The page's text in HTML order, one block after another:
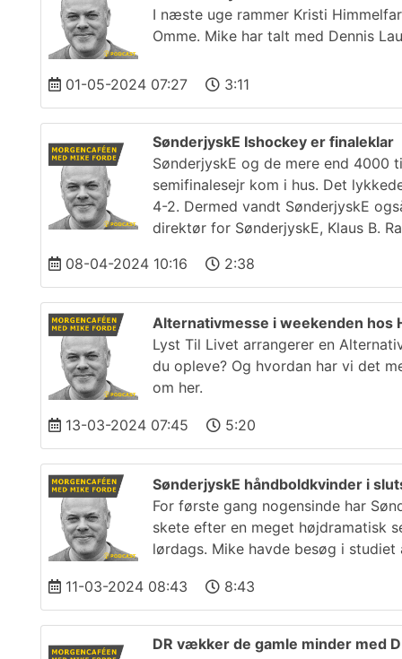
I næste uge rammer Kristi
Omme. Mike har talt med Dennis
01-05-2024 07:27 3:11
SønderjyskE Ishockey er finaleklar
SønderjyskE og de mere end 4000
semifinalesejr kom i hus. Det
4-2. Dermed vandt SønderjyskE
direktør for SønderjyskE, Klaus B.
08-04-2024 10:16
2:38
Alternativmesse i weekenden hos
Lyst Til Livet arrangerer en
du opleve? Og hvordan har vi det
om her.
13-03-2024 07:45 5:20
SønderjyskE håndboldkvinder i
For første gang nogensinde har
skete efter en meget højdramatisk
lørdags. Mike havde besøg i
11-03-2024 08:43 8:43
DR vækker de gamle minder med